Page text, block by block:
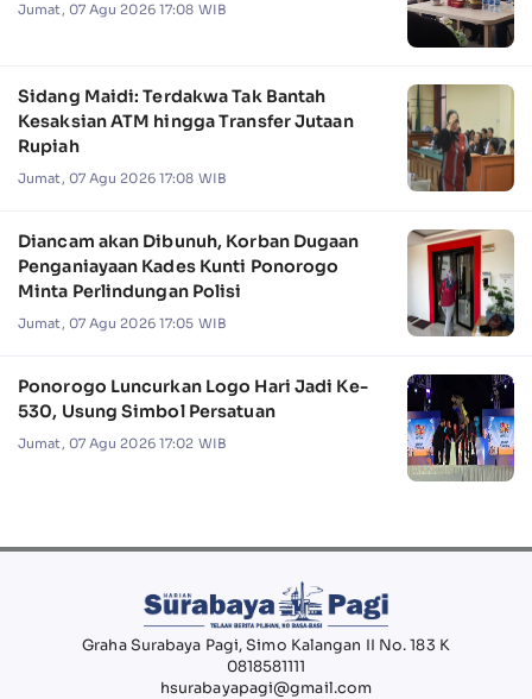
Jumat, 07 Agu 2026 17:08 WIB
Sidang Maidi: Terdakwa Tak Bantah
Kesaksian ATM hingga Transfer Jutaan
Rupiah
Jumat, 07 Agu 2026 17:08 WIB
Diancam akan Dibunuh, Korban Dugaan
Penganiayaan Kades Kunti Ponorogo
Minta Perlindungan Polisi
Jumat, 07 Agu 2026 17:05 WIB
Ponorogo Luncurkan Logo Hari Jadi Ke-
530, Usung Simbol Persatuan
Jumat, 07 Agu 2026 17:02 WIB
Graha Surabaya Pagi, Simo Kalangan II No. 183 K
0818581111
hsurabayapagi@gmail.com